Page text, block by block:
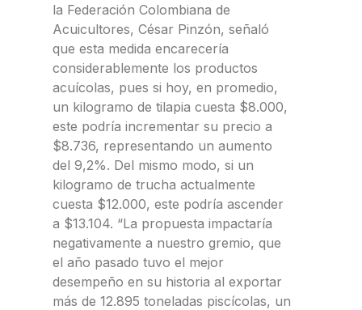
la Federación Colombiana de
Acuicultores, César Pinzón, señaló
que esta medida encarecería
considerablemente los productos
acuícolas, pues si hoy, en promedio,
un kilogramo de tilapia cuesta $8.000,
este podría incrementar su precio a
$8.736, representando un aumento
del 9,2%. Del mismo modo, si un
kilogramo de trucha actualmente
cuesta $12.000, este podría ascender
a $13.104. “La propuesta impactaría
negativamente a nuestro gremio, que
el año pasado tuvo el mejor
desempeño en su historia al exportar
más de 12.895 toneladas piscícolas, un